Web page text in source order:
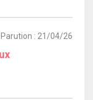
Parution : 21/04/26